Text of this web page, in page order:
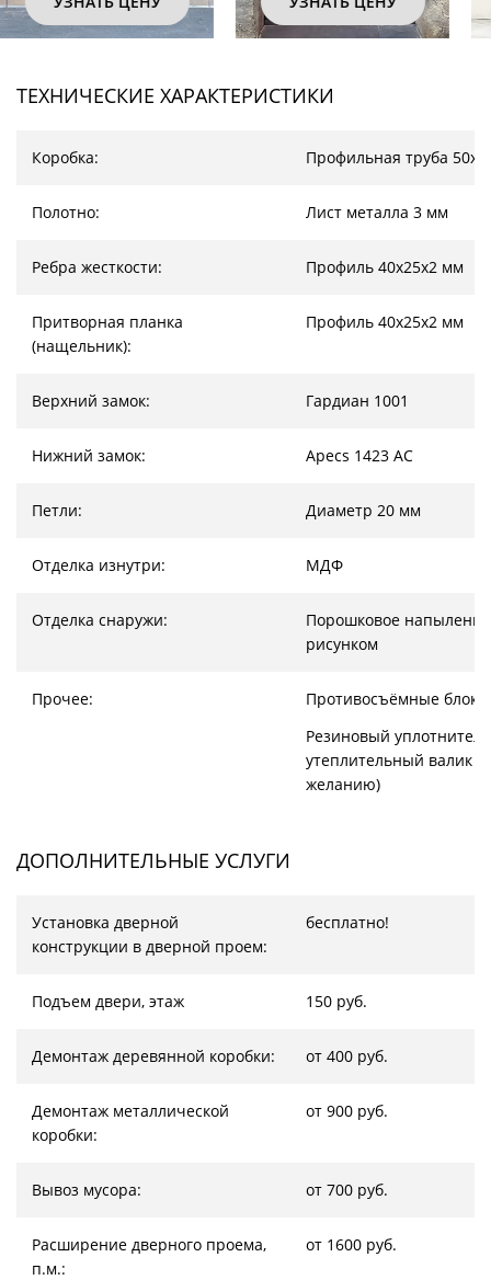
ТЕХНИЧЕСКИЕ ХАРАКТЕРИСТИКИ
Коробка: Профильная труба
Полотно: Лист металла 3 мм
Ребра жесткости: Профиль 40х25х2 мм
Притворная планка
(нащельник):
Профиль 40х25х2 мм
Верхний замок: Гардиан 1001
Нижний замок: Apecs 1423 AC
Петли: Диаметр 20 мм
Отделка изнутри: МДФ
Отделка снаружи:
Порошковое
рисунком
Прочее:
Противосъёмные
Резиновый
утеплительный валик
желанию)
ДОПОЛНИТЕЛЬНЫЕ УСЛУГИ
Установка дверной
конструкции в дверной проем:
бесплатно!
Подъем двери, этаж 150 руб.
Демонтаж деревянной коробки: от 400 руб.
Демонтаж металлической
коробки:
от 900 руб.
Вывоз мусора: от 700 руб.
Расширение дверного проема,
п.м.:
от 1600 руб.